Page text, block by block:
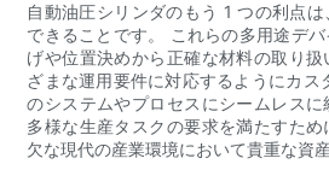
自動油圧シリンダのもう 1 つの利点
できることです。 これらの多用途デ
げや位置決めから正確な材料の取り
ざまな運用要件に対応するようにカス
のシステムやプロセスにシームレスに
多様な生産タスクの要求を満たすた
欠な現代の産業環境において貴重な資